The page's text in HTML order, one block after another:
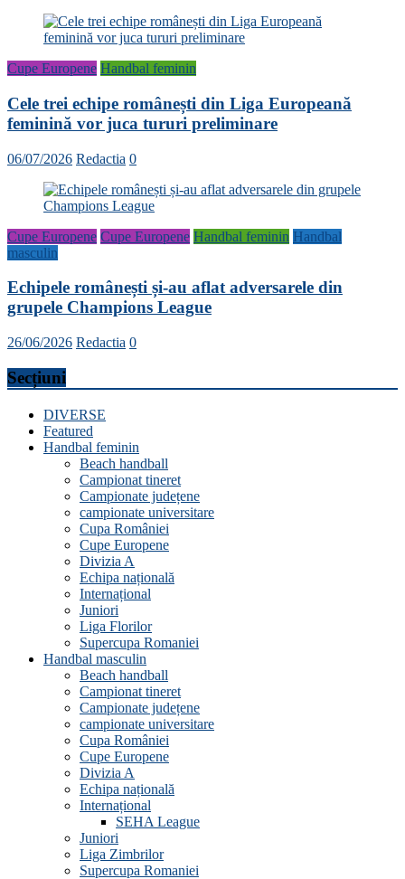
Cupe Europene Handbal feminin
Cele trei echipe românești din Liga Europeană
feminină vor juca tururi preliminare
06/07/2026 Redactia 0
Cupe Europene Cupe Europene Handbal feminin Handbal
masculin
Echipele românești și-au aflat adversarele din
grupele Champions League
26/06/2026 Redactia 0
Secțiuni
DIVERSE
Featured
Handbal feminin
Beach handball
Campionat tineret
Campionate județene
campionate universitare
Cupa României
Cupe Europene
Divizia A
Echipa națională
Internațional
Juniori
Liga Florilor
Supercupa Romaniei
Handbal masculin
Beach handball
Campionat tineret
Campionate județene
campionate universitare
Cupa României
Cupe Europene
Divizia A
Echipa națională
Internațional
SEHA League
Juniori
Liga Zimbrilor
Supercupa Romaniei